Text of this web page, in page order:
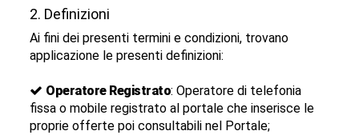
2. Definizioni
Ai fini dei presenti termini e condizioni, trovano
applicazione le presenti definizioni:
Operatore Registrato: Operatore di telefonia
fissa o mobile registrato al portale che inserisce le
proprie offerte poi consultabili nel Portale;